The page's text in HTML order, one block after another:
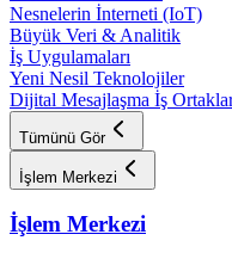
Nesnelerin İnterneti (IoT)
Büyük Veri & Analitik
İş Uygulamaları
Yeni Nesil Teknolojiler
Dijital Mesajlaşma İş
Tümünü Gör
İşlem Merkezi
İşlem Merkezi